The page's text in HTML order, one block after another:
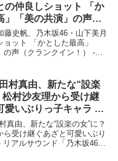
の仲良しショット 「か
」「美の共演」の声
イン！） – Yahoo!ニュ
ニュース
藤史帆、乃木坂46・山下美月
ョット 「かとした最高」
の声（クランクイン！） -
との仲良しシ...
村真由、新たな“設楽
松村沙友理から受け継
愛いぶりっ子キャラ –
ンド
真由、新たな“設楽の女”に？
ら受け継ぐあざと可愛いぶり
アルサウンド「乃木坂46」